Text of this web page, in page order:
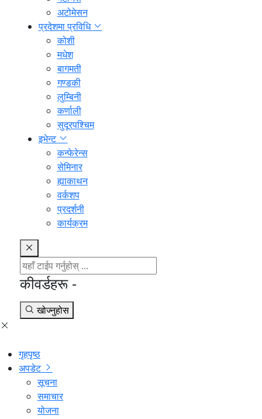
अटोमेसन
प्रदेशमा प्रविधि
कोशी
मधेश
बागमती
गण्डकी
लुम्बिनी
कर्णाली
सुदूरपश्चिम
इभेन्ट
कन्फेरेन्स
सेमिनार
ह्याकाथन
वर्कशप
प्रदर्शनी
कार्यक्रम
कीवर्डहरू -
खोज्नुहोस
गृहपृष्ठ
अपडेट
सूचना
समाचार
योजना